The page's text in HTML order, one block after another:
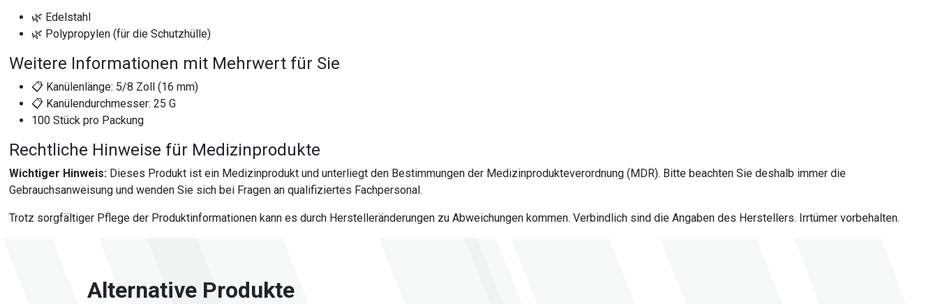
🌿 Edelstahl
🌿 Polypropylen (für die Schutzhülle)
Weitere Informationen mit Mehrwert für Sie
📋 Kanülenlänge: 5/8 Zoll (16 mm)
📋 Kanülendurchmesser: 25 G
100 Stück pro Packung
Rechtliche Hinweise für Medizinprodukte
Wichtiger Hinweis: Dieses Produkt ist ein Medizinprodukt und unterliegt den Bestimmungen der Medizinprodukteverordnung (MDR). Bitte beachten Sie deshalb immer die
Gebrauchsanweisung und wenden Sie sich bei Fragen an qualifiziertes Fachpersonal.
Trotz sorgfältiger Pflege der Produktinformationen kann es durch Herstelleränderungen zu Abweichungen kommen. Verbindlich sind die Angaben des Herstellers. Irrtümer vorbehalten.
Alternative Produkte